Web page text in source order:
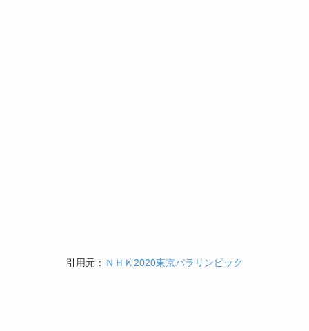
引用元： ＮＨＫ2020東京パラリンピック